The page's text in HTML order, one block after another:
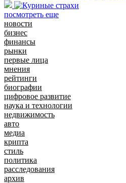
посмотреть еще
новости
бизнес
финансы
рынки
первые лица
мнения
рейтинги
биографии
цифровое развитие
наука и технологии
недвижимость
авто
медиа
крипта
стиль
политика
расследования
архив